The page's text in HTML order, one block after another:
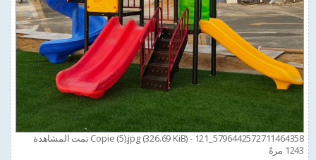
5796442572711464358_121 - Copie (5).jpg (326.69 KiB) تمت المشاهدة
1243 مرةً